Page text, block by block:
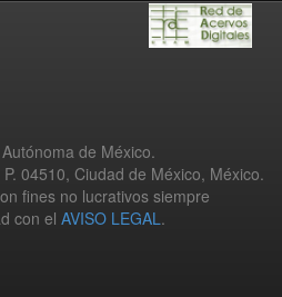
de México.
04510, Ciudad de México, México.
fines no lucrativos siempre
con el AVISO LEGAL.